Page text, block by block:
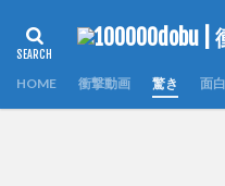
HOME 衝撃動画 驚き 面